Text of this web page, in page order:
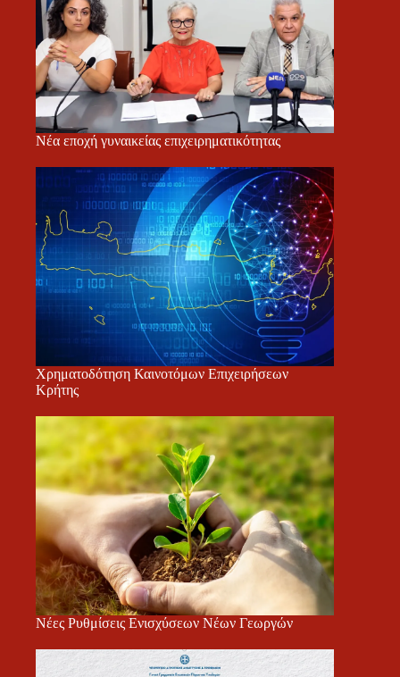
Νέα εποχή γυναικείας επιχειρηματικότητας
Χρηματοδότηση Καινοτόμων Επιχειρήσεων
Κρήτης
Νέες Ρυθμίσεις Ενισχύσεων Νέων Γεωργών